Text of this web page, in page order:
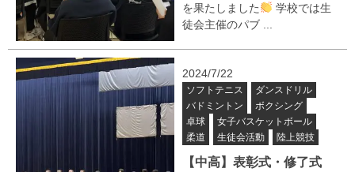
を果たしました
学校では生
徒会主催のパブ ...
2024/7/22
ソフトテニス
ダンスドリル
バドミントン
ボクシング
卓球
女子バスケットボール
柔道
生徒会活動 陸上競技
【中高】表彰式・修了式